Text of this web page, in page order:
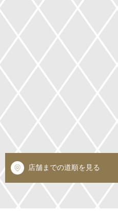
店舗までの道順を見る